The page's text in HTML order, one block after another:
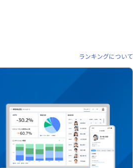
ランキングについて